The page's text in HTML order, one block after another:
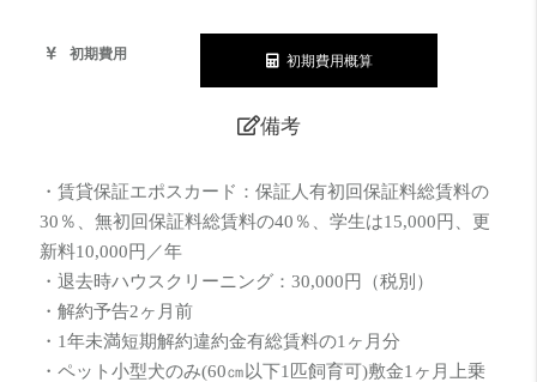
初期費用 初期費用概算
備考
・賃貸保証エポスカード：保証人有初回保証料総賃料の
30％、無初回保証料総賃料の40％、学生は15,000円、更
新料10,000円／年
・退去時ハウスクリーニング：30,000円（税別）
・解約予告2ヶ月前
・1年未満短期解約違約金有総賃料の1ヶ月分
・ペット小型犬のみ(60㎝以下1匹飼育可)敷金1ヶ月上乗